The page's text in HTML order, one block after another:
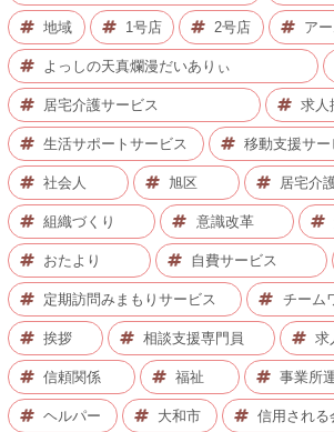
地域 1号店 2号店 ア
よっしの天真爛漫だいありぃ
居宅介護サービス 求人
生活サポートサービス 移動支援サー
社会人 旭区 居宅介
組織づくり 意識改革
おたより 自費サービス
定期訪問みまもりサービス チーム
挨拶 相談支援専門員 求
信頼関係 福祉 事業所
ヘルパー 大和市 信用される